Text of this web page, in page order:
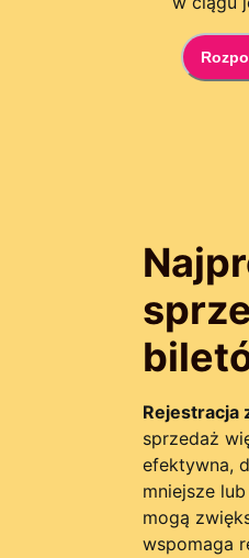
Rejestracja
sprzedaż
efektywna,
mniejsze
mogą
wspomaga